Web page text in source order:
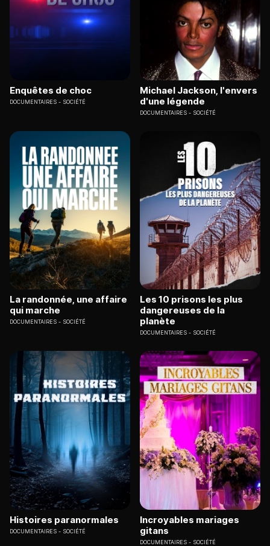
Enquêtes de choc
DOCUMENTAIRES SOCIÉTÉ
Michael Jackson, l'envers
d'une légende
DOCUMENTAIRES SOCIÉTÉ
La randonnée, une affaire
qui marche
DOCUMENTAIRES SOCIÉTÉ
Les 10 prisons les plus
dangereuses de la
planète
DOCUMENTAIRES SOCIÉTÉ
Histoires paranormales
DOCUMENTAIRES SOCIÉTÉ
Incroyables mariages
gitans
DOCUMENTAIRES SOCIÉTÉ